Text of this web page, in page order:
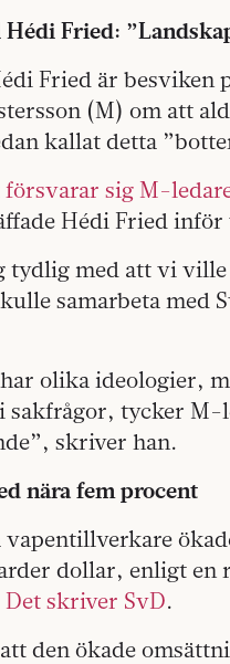
Fried:
Fried är besviken
(M) om att
kallat detta
försvarar sig M-
Hédi Fried inför
tydlig med att vi
samarbeta med
olika ideologier,
sakfrågor, tycker M-
skriver han.
nära fem procent
dollar, enligt en
Det skriver SvD.
den ökade